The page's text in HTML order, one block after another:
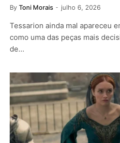
By Toni Morais julho 6, 2026
Tessarion ainda mal apareceu
como uma das peças mais
de…